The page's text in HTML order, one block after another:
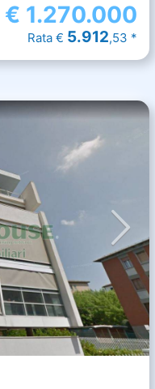
€ 1.270.000
Rata € 5.912,53 *